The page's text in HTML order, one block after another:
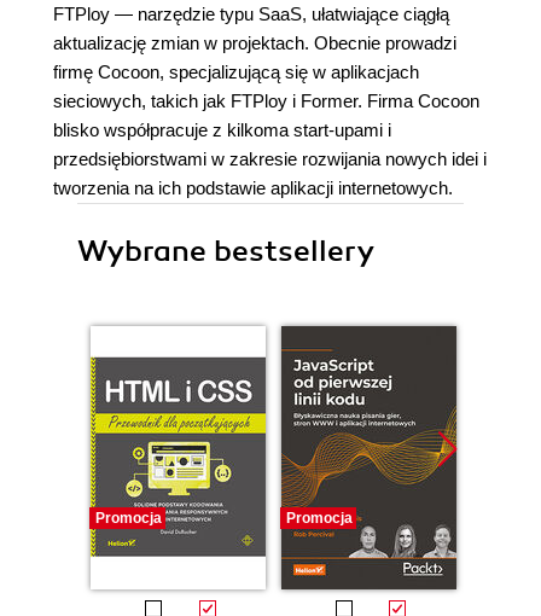
FTPloy — narzędzie typu SaaS, ułatwiające ciągłą
aktualizację zmian w projektach. Obecnie prowadzi
firmę Cocoon, specjalizującą się w aplikacjach
sieciowych, takich jak FTPloy i Former. Firma Cocoon
blisko współpracuje z kilkoma start-upami i
przedsiębiorstwami w zakresie rozwijania nowych idei i
tworzenia na ich podstawie aplikacji internetowych.
Wybrane bestsellery
Promocja Promocja